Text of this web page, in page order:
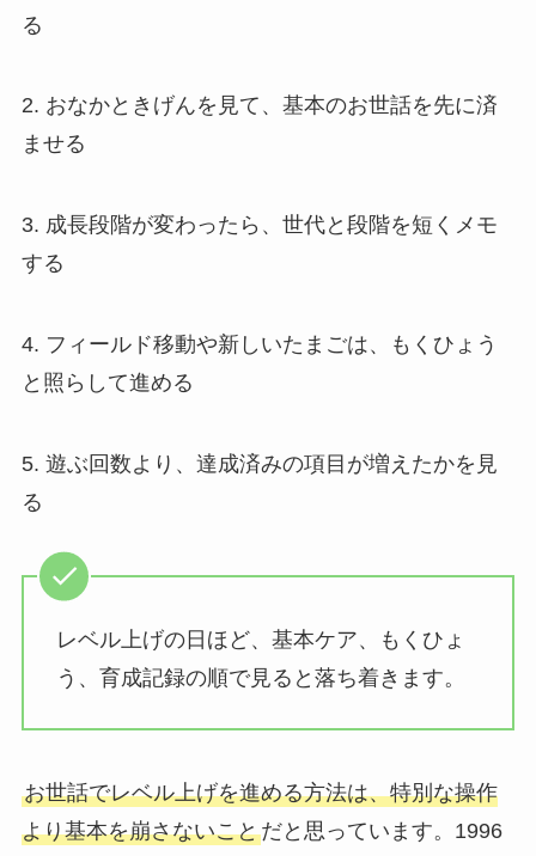
る
2. おなかときげんを見て、基本のお世話を先に済
ませる
3. 成長段階が変わったら、世代と段階を短くメモ
する
4. フィールド移動や新しいたまごは、もくひょう
と照らして進める
5. 遊ぶ回数より、達成済みの項目が増えたかを見
る
レベル上げの日ほど、基本ケア、もくひょ
う、育成記録の順で見ると落ち着きます。
お世話でレベル上げを進める方法は、特別な操作
より基本を崩さないことだと思っています。1996